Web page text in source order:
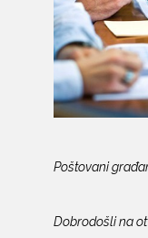
Poštovani
Dobrodošli na